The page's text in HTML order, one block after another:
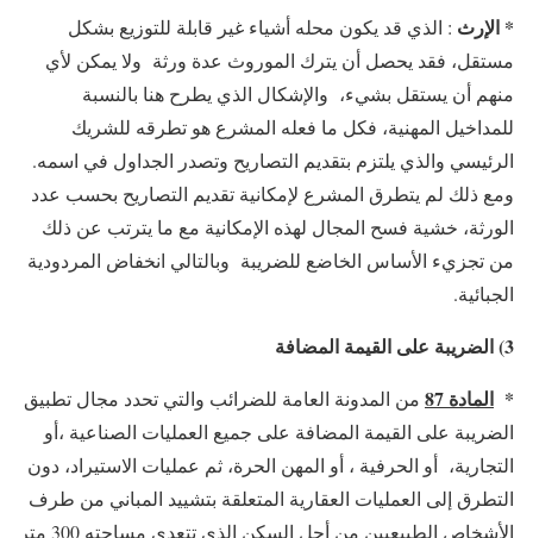
* الإرث : الذي قد يكون محله أشياء غير قابلة للتوزيع بشكل
مستقل، فقد يحصل أن يترك الموروث عدة ورثة ولا يمكن لأي
منهم أن يستقل بشيء، والإشكال الذي يطرح هنا بالنسبة
للمداخيل المهنية، فكل ما فعله المشرع هو تطرقه للشريك
الرئيسي والذي يلتزم بتقديم التصاريح وتصدر الجداول في اسمه.
ومع ذلك لم يتطرق المشرع لإمكانية تقديم التصاريح بحسب عدد
الورثة، خشية فسح المجال لهذه الإمكانية مع ما يترتب عن ذلك
من تجزيء الأساس الخاضع للضريبة وبالتالي انخفاض المردودية
الجبائية.
3) الضريبة على القيمة المضافة
* المادة 87
من المدونة العامة للضرائب والتي تحدد مجال تطبيق
الضريبة على القيمة المضافة على جميع العمليات الصناعية ،أو
التجارية، أو الحرفية ، أو المهن الحرة، ثم عمليات الاستيراد، دون
التطرق إلى العمليات العقارية المتعلقة بتشييد المباني من طرف
الأشخاص الطبيعيين من أجل السكن الذي تتعدى مساحته 300 متر